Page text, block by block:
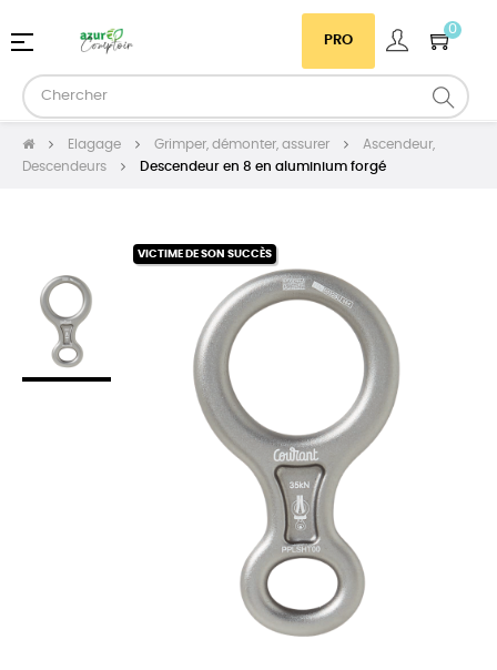
PRO
0
Basculer
navigation
☰
Elagage Grimper, démonter, assurer
Ascendeur,
Descendeurs
Descendeur en 8 en aluminium forgé
VICTIME DE SON SUCCÈS